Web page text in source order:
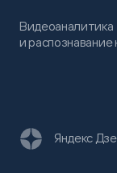
Видеоаналитика
и распознавание
Яндекс